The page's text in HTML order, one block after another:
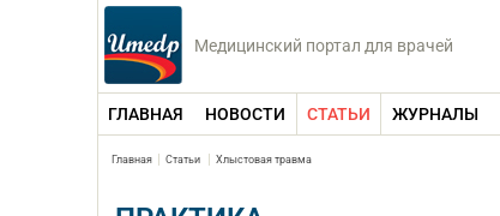
Медицинский портал для врачей
ГЛАВНАЯ НОВОСТИ СТАТЬИ ЖУРНАЛЫ
Главная Статьи Хлыстовая травма